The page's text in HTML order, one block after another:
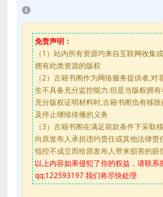
免责声明：
（1）站内所有资源均来自互联网收集
拥有此类资源的版权
（2）古籍书阁作为网络服务提供者,对
生不具备充分监控能力.但是当版权拥
充分版权证明材料时,古籍书阁负有移
及停止继续传播的义务
（3）古籍书阁在满足前款条件下采取
向原发布人承担违约责任或其他法律责
指控不成立而给原发布人带来损害的赔
以上内容如果侵犯了你的权益，请联系
qq:122593197 我们将尽快处理